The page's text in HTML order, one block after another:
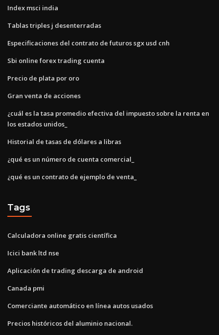
Index msci india
Tablas triples j desenterradas
Especificaciones del contrato de futuros sgx usd cnh
Sbi online forex trading cuenta
Precio de plata por oro
Gran venta de acciones
¿cuál es la tasa promedio efectiva del impuesto sobre la renta en
los estados unidos_
Historial de tasas de dólares a libras
¿qué es un número de cuenta comercial_
¿qué es un contrato de ejemplo de venta_
Tags
Calculadora online gratis científica
Icici bank ltd nse
Aplicación de trading descarga de android
Canada pmi
Comerciante automático en línea autos usados
Precios históricos del aluminio nacional.